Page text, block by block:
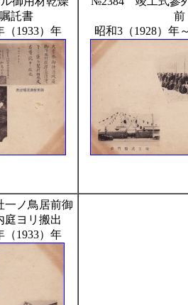
託書
（1933）年
前
昭和3（1928）年
ノ鳥居前御
庭ヨリ搬出
（1933）年